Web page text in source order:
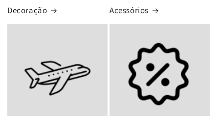
Decoração Acessórios